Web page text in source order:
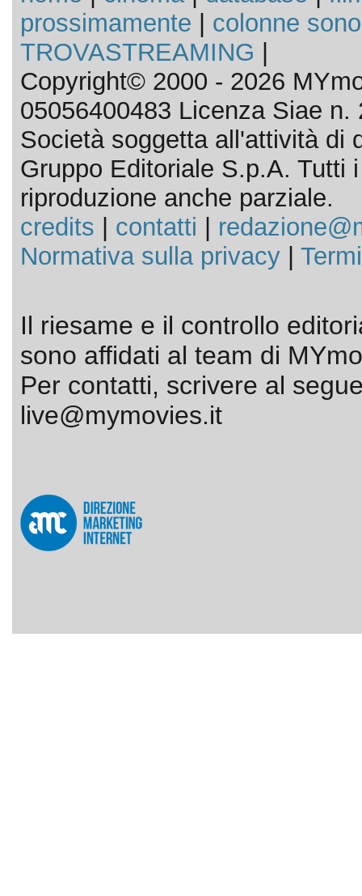
prossimamente
colonne
TROVASTREAMING
Copyright© 2000 - 2026
05056400483 Licenza Siae n.
Società soggetta all'attività di
Gruppo Editoriale S.p.A. Tutti
riproduzione anche parziale.
credits
contatti
Normativa sulla privacy|
Il riesame e il controllo
sono affidati al team di
Per contatti, scrivere al
live@mymovies.it